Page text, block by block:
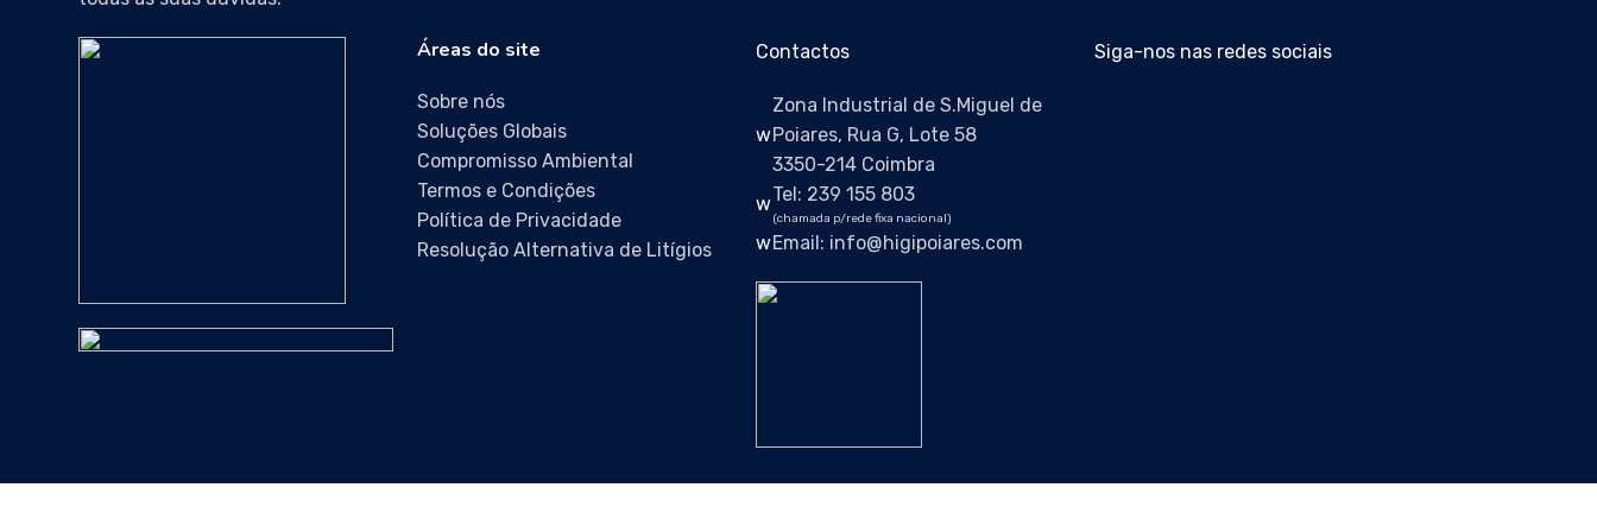
Áreas do site
Sobre nós
Soluções Globais
Compromisso Ambiental
Termos e Condições
Política de Privacidade
Resolução Alternativa de Litígios
Contactos
Zona Industrial de S.Miguel de
Poiares, Rua G, Lote 58
3350-214 Coimbra
Tel: 239 155 803
(chamada p/rede fixa nacional)
Email: info@higipoiares.com
Siga-nos nas redes sociais